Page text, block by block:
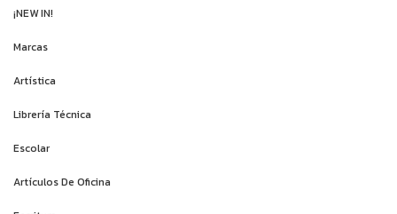
¡NEW IN!
Marcas
Artística
Librería Técnica
Escolar
Artículos De Oficina